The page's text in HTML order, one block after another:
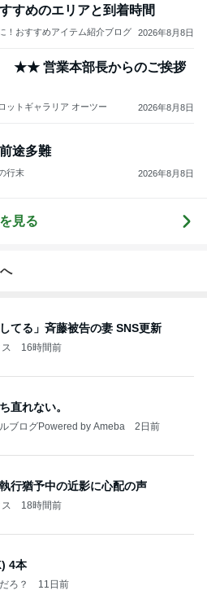
すめのエリアと到着時間
！おすすめアイテム紹介ブログ 2026年8月8日
★★ 営業本部長からのご挨拶
ットギャラリア オーツー 2026年8月8日
途多難
行末 2026年8月8日
見る
してる」斉藤被告の妻 SNS更新
16時間前
直れない。
ブログPowered by Ameba 2日前
執行猶予中の近影に心配の声
18時間前
4本
ろ？ 11日前